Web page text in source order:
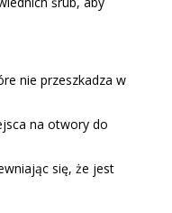
nie przeszkadza w
na otwory do
się, że jest